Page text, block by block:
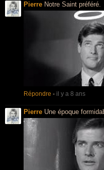
Pierre Notre Saint préféré.
Répondre - il y a 8 ans
Pierre Une époque